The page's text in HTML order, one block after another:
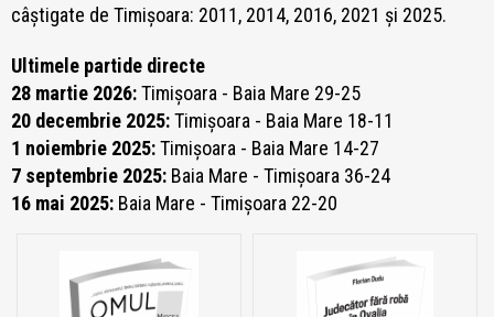
câștigate de Timișoara: 2011, 2014, 2016, 2021 și 2025.
Ultimele partide directe
28 martie 2026:Timișoara - Baia Mare 29-25
20 decembrie 2025:Timișoara - Baia Mare 18-11
1 noiembrie 2025:Timișoara - Baia Mare 14-27
7 septembrie 2025: Baia Mare - Timișoara 36-24
16 mai 2025: Baia Mare - Timișoara 22-20